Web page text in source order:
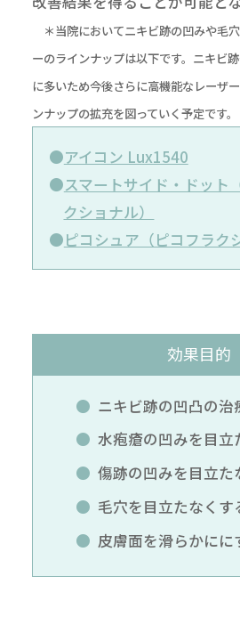
＊当院においてニキビ跡の凹みや毛
ーのラインナップは以下です。ニキビ
に多いため今後さらに高機能なレーザ
ンナップの拡充を図っていく予定です。
アイコン Lux1540
スマートサイド・ドット
クショナル）
ピコシュア（ピコフラク
効果目的
ニキビ跡の凹凸の治
水疱瘡の凹みを目立
傷跡の凹みを目立た
毛穴を目立たなくす
皮膚面を滑らかにに